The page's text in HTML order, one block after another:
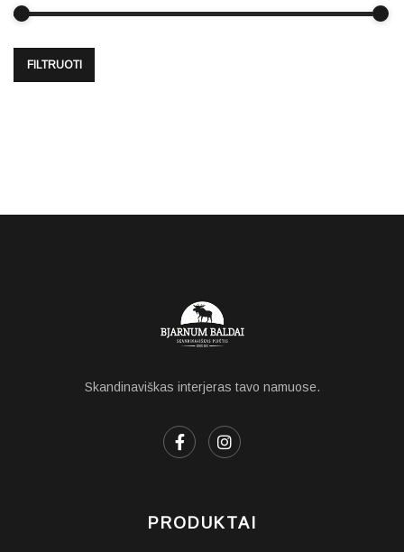
FILTRUOTI
Skandinaviškas interjeras tavo namuose.
PRODUKTAI